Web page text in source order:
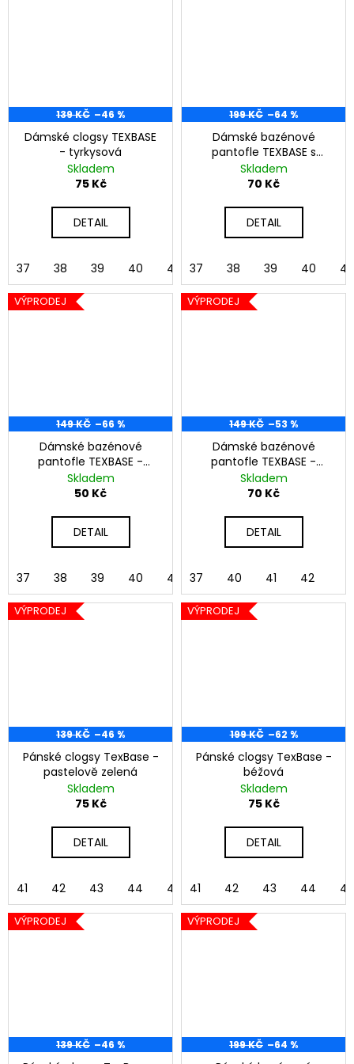
139 KČ –46 %
Dámské clogsy TEXBASE
- tyrkysová
Skladem
75 Kč
DETAIL
37 38 39 40 41 42
199 KČ –64 %
Dámské bazénové
pantofle TEXBASE s
páskem - béžová
Skladem
70 Kč
DETAIL
37 38 39 40 41
VÝPRODEJ
149 KČ –66 %
Dámské bazénové
pantofle TEXBASE -
černá
Skladem
50 Kč
DETAIL
37 38 39 40 41 42
VÝPRODEJ
149 KČ –53 %
Dámské bazénové
pantofle TEXBASE -
lososová
Skladem
70 Kč
DETAIL
37 40 41 42
VÝPRODEJ
139 KČ –46 %
Pánské clogsy TexBase -
pastelově zelená
Skladem
75 Kč
DETAIL
41 42 43 44 45
VÝPRODEJ
199 KČ –62 %
Pánské clogsy TexBase -
béžová
Skladem
75 Kč
DETAIL
41 42 43 44 45
VÝPRODEJ
139 KČ –46 %
VÝPRODEJ
199 KČ –64 %